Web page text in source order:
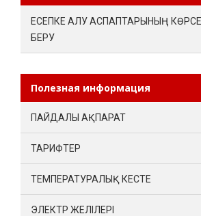
ЕСЕПКЕ АЛУ АСПАПТАРЫНЫҢ
БЕРУ
Полезная информация
ПАЙДАЛЫ АҚПАРАТ
ТАРИФТЕР
ТЕМПЕРАТУРАЛЫҚ КЕСТЕ
ЭЛЕКТР ЖЕЛІЛЕРІ